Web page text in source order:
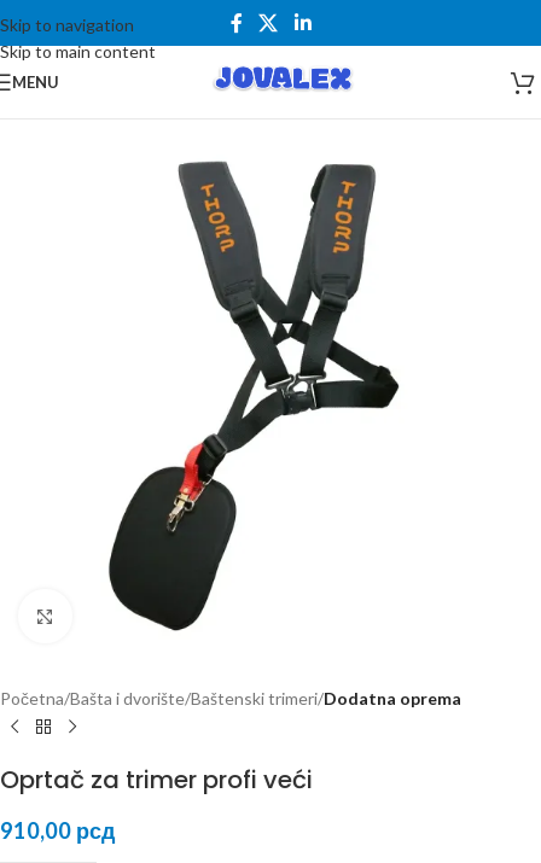
Skip to navigation
Skip to main content
MENU
Kliknite za uvećanje
Početna Bašta i dvorište Baštenski trimeri Dodatna oprema
Oprtač za trimer profi veći
910,00 рсд